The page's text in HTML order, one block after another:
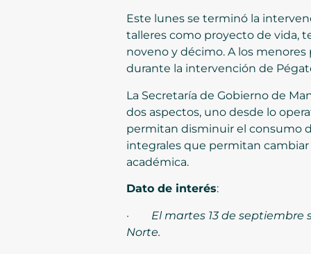
Este lunes se terminó la
talleres como proyecto de vida,
noveno y décimo. A los
durante la intervención de
La Secretaría de Gobierno de
dos aspectos, uno desde lo
permitan disminuir el consumo
integrales que permitan
académica.
Dato de interés:
· El martes 13 de
Norte.